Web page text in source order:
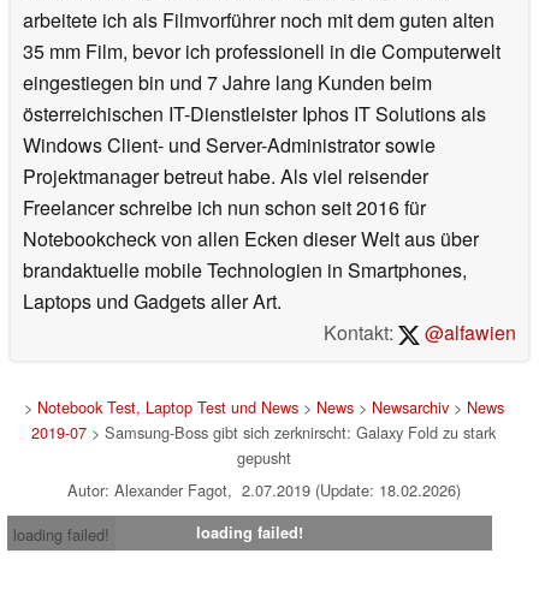
arbeitete ich als Filmvorführer noch mit dem guten alten
35 mm Film, bevor ich professionell in die Computerwelt
eingestiegen bin und 7 Jahre lang Kunden beim
österreichischen IT-Dienstleister Iphos IT Solutions als
Windows Client- und Server-Administrator sowie
Projektmanager betreut habe. Als viel reisender
Freelancer schreibe ich nun schon seit 2016 für
Notebookcheck von allen Ecken dieser Welt aus über
brandaktuelle mobile Technologien in Smartphones,
Laptops und Gadgets aller Art.
Kontakt:
@alfawien
> Notebook Test, Laptop Test und News> News> Newsarchiv> News
2019-07 > Samsung-Boss gibt sich zerknirscht: Galaxy Fold zu stark
gepusht
Autor: Alexander Fagot, 2.07.2019 (Update: 18.02.2026)
loading failed!
loading failed!